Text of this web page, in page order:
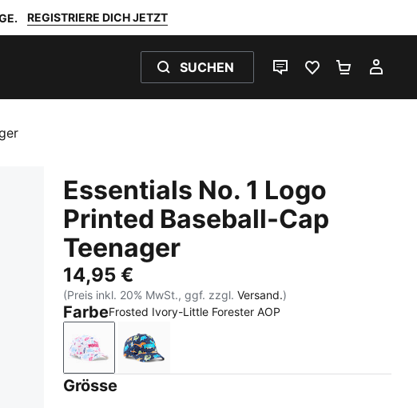
REGISTRIERE DICH JETZT
SUCHEN
LIVE-CHATFAVORITEN 0
Essentials No. 1 Logo
Printed Baseball-Cap
Teenager
14,95 €
(Preis inkl. 20% MwSt., ggf. zzgl.Versand.)
FarbeFrosted Ivory-Little Forester AOP
Frosted Ivory-Little Forester AOP
PUMA Navy-Sporty Dino AOP
Grösse